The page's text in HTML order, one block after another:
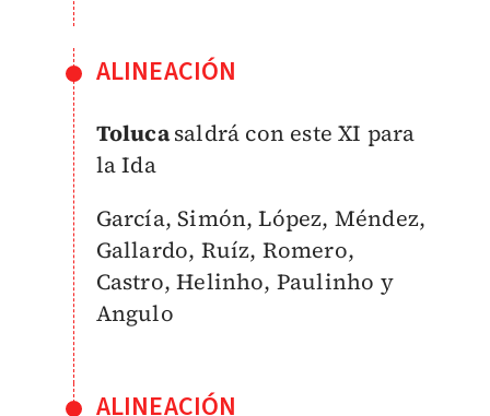
ALINEACIÓN
Tolucasaldrá con este XI para
la Ida
García, Simón, López, Méndez,
Gallardo, Ruíz, Romero,
Castro, Helinho, Paulinho y
Angulo
ALINEACIÓN